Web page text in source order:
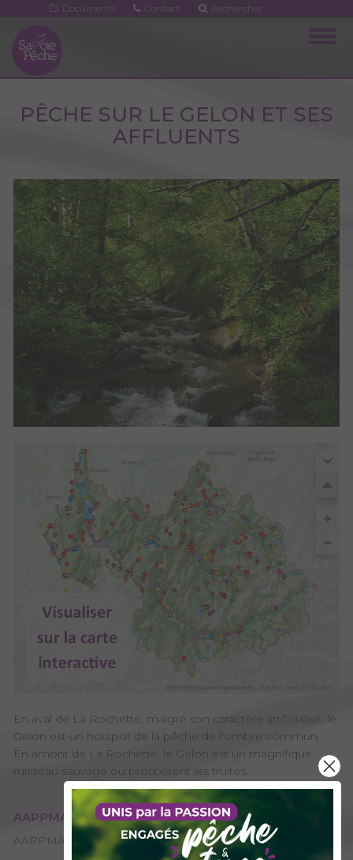
contenu
principal
Documents Contact Rechercher
PÊCHE SUR LE GELON ET SES
AFFLUENTS
En aval de La Rochette, malgré son caractère artificialisé, le
Gelon est un hotspot de la pêche de l'ombre commun.
En amont de La Rochette, le Gelon est un magnifique
ruisseau sauvage où prospèrent les truites.
AAPPMA GESTIONNAIRE
AAPPMA de La Rochette - La Truite Arc en Ciel